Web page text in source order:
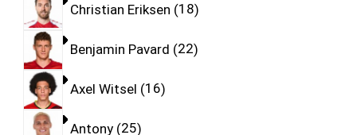
Christian Eriksen 18
Benjamin Pavard 22
Axel Witsel 16
Antony 25